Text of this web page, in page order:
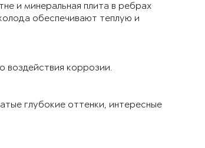
и минеральная плита в ребрах
обеспечивают теплую и
воздействия коррозии.
глубокие оттенки, интересные